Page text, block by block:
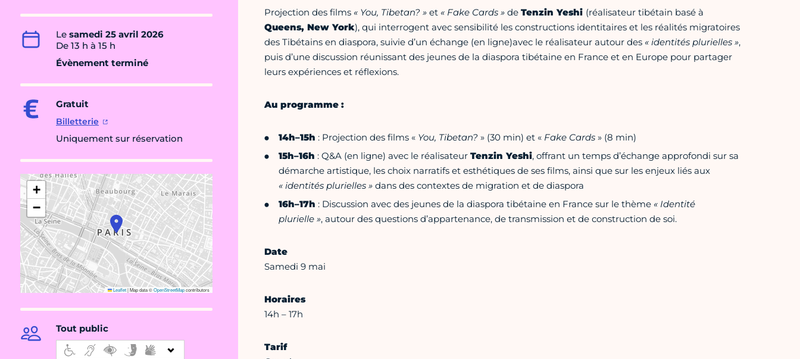
Le samedi 25 avril 2026
De 13 h à 15 h
Évènement terminé
Gratuit
Billetterie
Uniquement sur réservation
+
−
Leaflet|Map data ©OpenStreetMapcontributors
Tout public
Projection des films « You, Tibetan? »et « Fake Cards »de Tenzin Yeshi (réalisateur tibétain basé à
Queens, New York), qui interrogent avec sensibilité les constructions identitaires et les réalités migratoires
des Tibétains en diaspora, suivie d’un échange (en ligne)avec le réalisateur autour des « identités plurielles »,
puis d’une discussion réunissant des jeunes de la diaspora tibétaine en France et en Europe pour partager
leurs expériences et réflexions.
Au programme :
14h–15h : Projection des films « You, Tibetan?» (30 min) et « Fake Cards» (8 min)
15h–16h : Q&A (en ligne) avec le réalisateur Tenzin Yeshi, offrant un temps d’échange approfondi sur sa
démarche artistique, les choix narratifs et esthétiques de ses films, ainsi que sur les enjeux liés aux
« identités plurielles »dans des contextes de migration et de diaspora
16h–17h : Discussion avec des jeunes de la diaspora tibétaine en France sur le thème « Identité
plurielle », autour des questions d’appartenance, de transmission et de construction de soi.
Date
Samedi 9 mai
Horaires
14h – 17h
Tarif